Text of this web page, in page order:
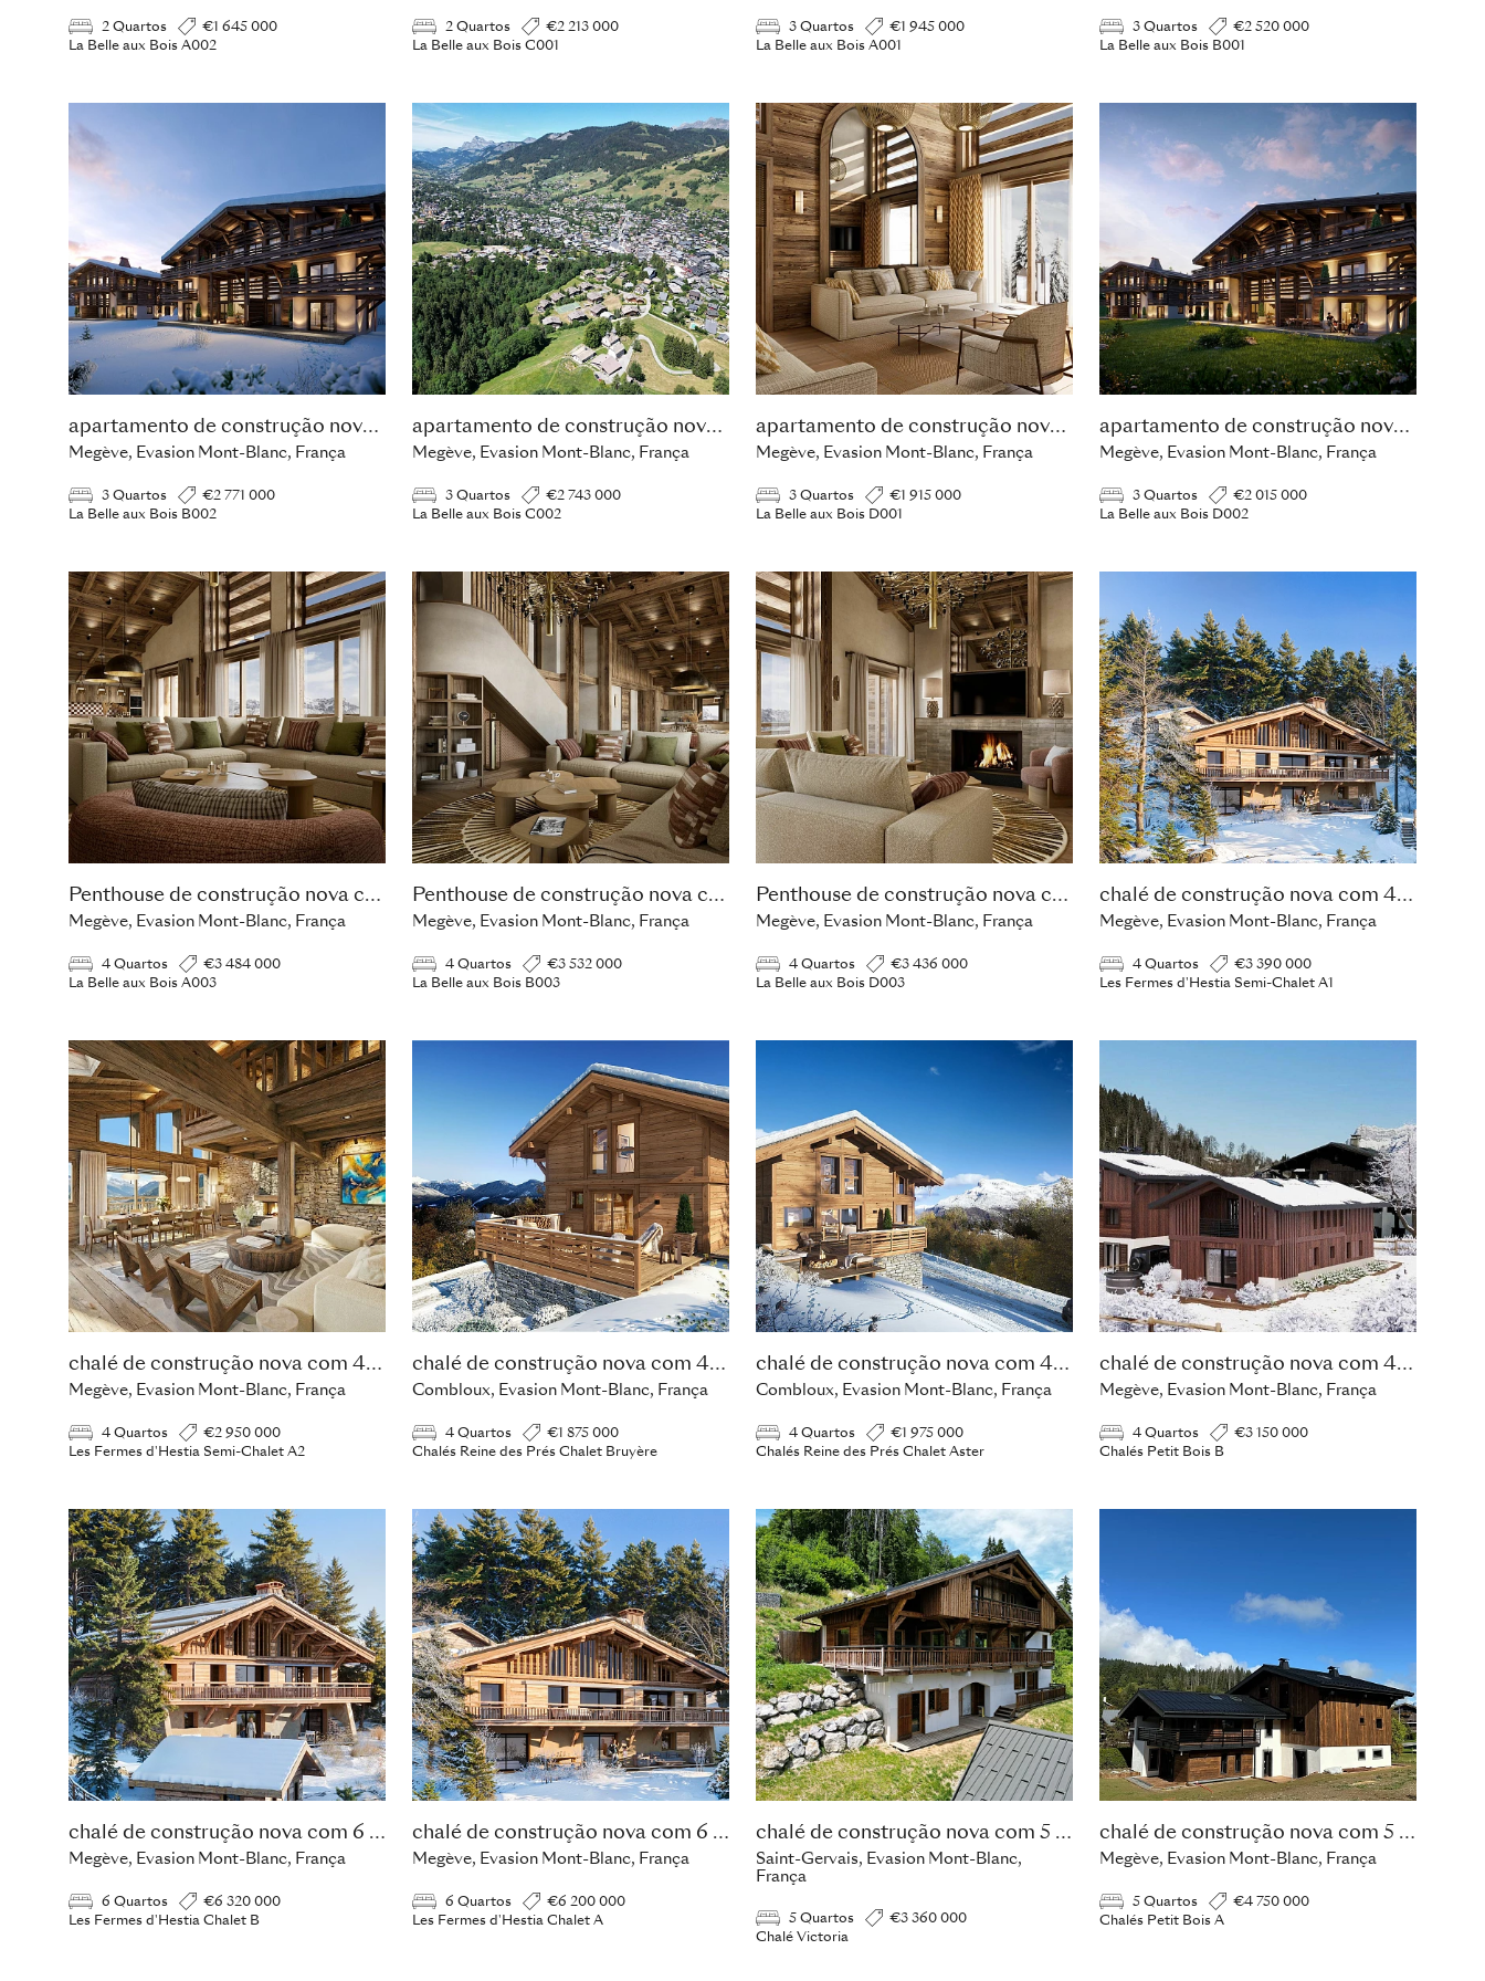
2 Quartos
€1 645 000
La Belle aux Bois A002
2 Quartos
€2 213 000
La Belle aux Bois C001
3 Quartos
€1 945 000
La Belle aux Bois A001
3 Quartos
€2 520 000
La Belle aux Bois B001
apartamento de construção nova com 3 quartos
Megève, Evasion Mont-Blanc, França
3 Quartos
€2 771 000
La Belle aux Bois B002
apartamento de construção nova com 3 quartos
Megève, Evasion Mont-Blanc, França
3 Quartos
€2 743 000
La Belle aux Bois C002
apartamento de construção nova com 3 quartos
Megève, Evasion Mont-Blanc, França
3 Quartos
€1 915 000
La Belle aux Bois D001
apartamento de construção nova com 3 quartos
Megève, Evasion Mont-Blanc, França
3 Quartos
€2 015 000
La Belle aux Bois D002
Penthouse de construção nova com 4 quartos
Megève, Evasion Mont-Blanc, França
4 Quartos
€3 484 000
La Belle aux Bois A003
Penthouse de construção nova com 4 quartos
Megève, Evasion Mont-Blanc, França
4 Quartos
€3 532 000
La Belle aux Bois B003
Penthouse de construção nova com 4 quartos
Megève, Evasion Mont-Blanc, França
4 Quartos
€3 436 000
La Belle aux Bois D003
chalé de construção nova com 4 quartos
Megève, Evasion Mont-Blanc, França
4 Quartos
€3 390 000
Les Fermes d'Hestia Semi-Chalet A1
chalé de construção nova com 4 quartos
Megève, Evasion Mont-Blanc, França
4 Quartos
€2 950 000
Les Fermes d'Hestia Semi-Chalet A2
chalé de construção nova com 4 quartos
Combloux, Evasion Mont-Blanc, França
4 Quartos
€1 875 000
Chalés Reine des Prés Chalet Bruyère
chalé de construção nova com 4 quartos
Combloux, Evasion Mont-Blanc, França
4 Quartos
€1 975 000
Chalés Reine des Prés Chalet Aster
chalé de construção nova com 4 quartos
Megève, Evasion Mont-Blanc, França
4 Quartos
€3 150 000
Chalés Petit Bois B
chalé de construção nova com 6 quartos
Megève, Evasion Mont-Blanc, França
6 Quartos
€6 320 000
Les Fermes d'Hestia Chalet B
chalé de construção nova com 6 quartos
Megève, Evasion Mont-Blanc, França
6 Quartos
€6 200 000
Les Fermes d'Hestia Chalet A
chalé de construção nova com 5 quartos
Saint-Gervais, Evasion Mont-Blanc,
França
5 Quartos
€3 360 000
Chalé Victoria
chalé de construção nova com 5 quartos
Megève, Evasion Mont-Blanc, França
5 Quartos
€4 750 000
Chalés Petit Bois A